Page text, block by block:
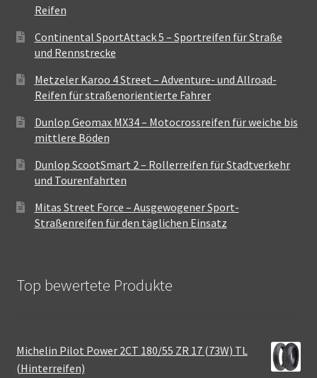
Reifen
Continental SportAttack 5 – Sportreifen für Straße
und Rennstrecke
Metzeler Karoo 4 Street – Adventure- und Allroad-
Reifen für straßenorientierte Fahrer
Dunlop Geomax MX34 – Motocrossreifen für weiche bis
mittlere Böden
Dunlop ScootSmart 2 – Rollerreifen für Stadtverkehr
und Tourenfahrten
Mitas Street Force – Ausgewogener Sport-
Straßenreifen für den täglichen Einsatz
Top bewertete Produkte
Michelin Pilot Power 2CT 180/55 ZR 17 (73W) TL
(Hinterreifen)